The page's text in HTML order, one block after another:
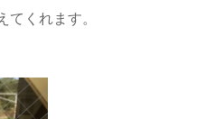
てくれます。